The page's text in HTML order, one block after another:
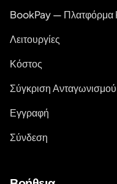
BookPay — Πλατφόρμα
Λειτουργίες
Κόστος
Σύγκριση Ανταγωνισμού
Εγγραφή
Σύνδεση